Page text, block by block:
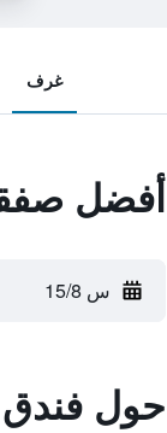
غرف
أفضل
س 15/8
حول فندق